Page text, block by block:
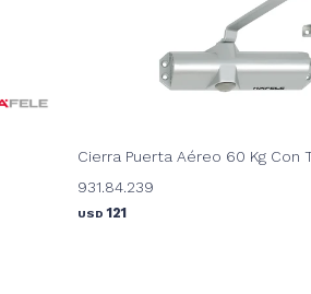
Cierra Puerta Aéreo 60 Kg Con
931.84.239
USD 121